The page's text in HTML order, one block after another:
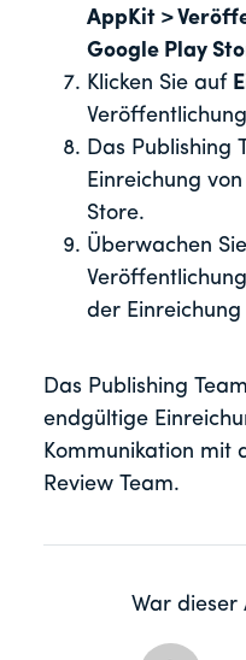
AppKit >
Google Play
Klicken Sie auf
Das Publishing
Einreichung
Store.
Überwachen
der
Das Publishing
endgültige
Kommunikation mit
Review Team.
War dieser